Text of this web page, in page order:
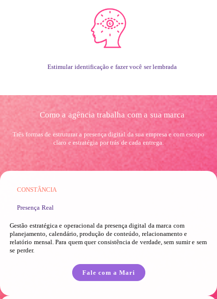
Estimular identificação e fazer você ser lembrada
Como a agência trabalha com a sua marca
Três formas de estruturar a presença digital da sua empresa e com escopo
claro e estratégia por trás de cada entrega.
CONSTÂNCIA
Presença Real
Gestão estratégica e operacional da presença digital da marca com
planejamento, calendário, produção de conteúdo, relacionamento e
relatório mensal. Para quem quer consistência de verdade, sem sumir e sem
se perder.
Fale com a Mari